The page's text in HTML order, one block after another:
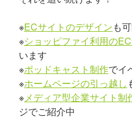
※ECサイトのデザインも
※ショッピファイ利用の
います
※ポッドキャスト制作でイ
※ホームページの引っ越し
※メディア型企業サイト制
ジでご紹介中